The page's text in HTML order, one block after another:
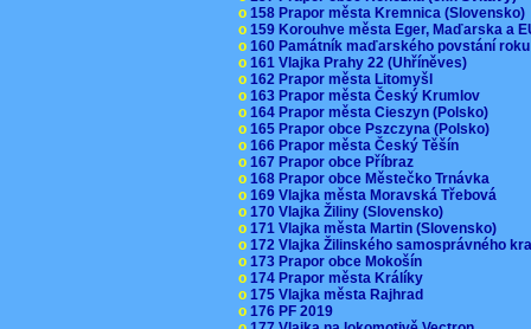
o 158 Prapor města Kremnica (Slovensko)
o 159 Korouhve města Eger, Maďarska a
o 160 Památník maďarského povstání
o 161 Vlajka Prahy 22 (Uhříněves)
o 162 Prapor města Litomyšl
o 163 Prapor města Český Krumlov
o 164 Prapor města Cieszyn (Polsko)
o 165 Prapor obce Pszczyna (Polsko)
o 166 Prapor města Český Těšín
o 167 Prapor obce Příbraz
o 168 Prapor obce Městečko Trnávka
o 169 Vlajka města Moravská Třebová
o 170 Vlajka Žiliny (Slovensko)
o 171 Vlajka města Martin (Slovensko)
o 172 Vlajka Žilinského samosprávného
o 173 Prapor obce Mokošín
o 174 Prapor města Králíky
o 175 Vlajka města Rajhrad
o 176 PF 2019